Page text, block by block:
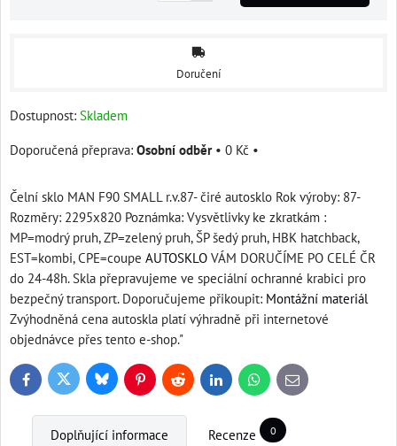
Doručení
Dostupnost: Skladem
Osobní odběr • 0 Kč •
Čelní sklo MAN F90 SMALL r.v.87- čiré autosklo Rok výroby: 87-
Rozměry: 2295x820 Poznámka: Vysvětlivky ke zkratkám :
MP=modrý pruh, ZP=zelený pruh, ŠP šedý pruh, HBK hatchback,
EST=kombi, CPE=coupe AUTOSKLO VÁM DORUČÍME PO CELÉ ČR
do 24-48h. Skla přepravujeme ve speciální ochranné krabici pro
bezpečný transport. Doporučujeme přikoupit: Montážní materiál
Zvýhodněná cena autoskla platí výhradně při internetové
objednávce přes tento e-shop."
FacebookTwitter BlueskyPinterestReddit LinkedInWhatsApp
E-
mail
Doplňující informace Recenze 0